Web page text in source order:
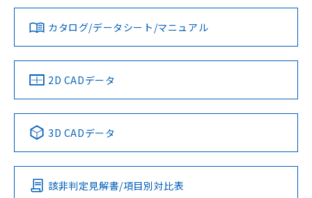
タイムチャート
上、n: 70mm以上
検出領域
ダウンロードデータをご利用いただく前に、以下を必ずお読
みください。
ソフトウェアの使用条件
対応済み
中国 RoHS 注意事項・凡例
Pb Hg Cd Cr(VI)
O
LR型式承認
（イギリス
船舶規格）
DNV型式承認
（ノルウェー
BV型式承認
（フランス
KR型式
（韓国
No No No No
この製品の規格認証/適合状況ページへ
その他の認証はこちらのページからご検索ください
カタログ/データシート/マニュアル
2D CADデータ
3D CADデータ
該非判定見解書/項目別対比表